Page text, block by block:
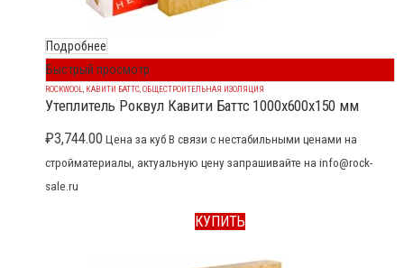
Подробнее
Быстрый просмотр
ROCKWOOL КАВИТИ БАТТС ОБЩЕСТРОИТЕЛЬНАЯ ИЗОЛЯЦИЯ
Утеплитель Роквул Кавити Баттс 1000x600x150 мм
₽3,744.00 Цена за куб В связи с нестабильными ценами на
стройматериалы, актуальную цену запрашивайте на info@rock-
sale.ru
КУПИТЬ